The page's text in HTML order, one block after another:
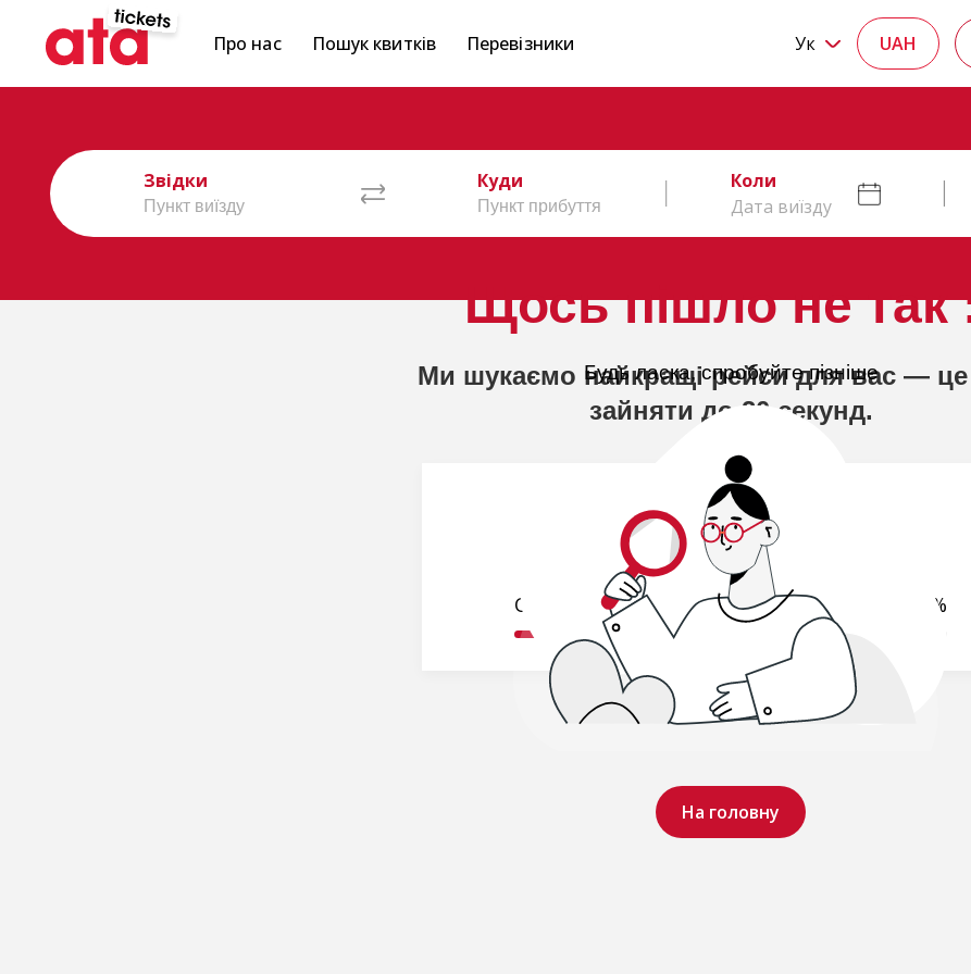
Щось пішло не так
Будь ласка, спробуйте пізніше
На головну
Про нас Пошук квитків Перевізники Ук UAH
Звідки Куди
Коли
Дата виїзду
Ми шукаємо найкращі рейси для вас —
зайняти до 20 секунд.
Обробляємо ваш запит.. 19%